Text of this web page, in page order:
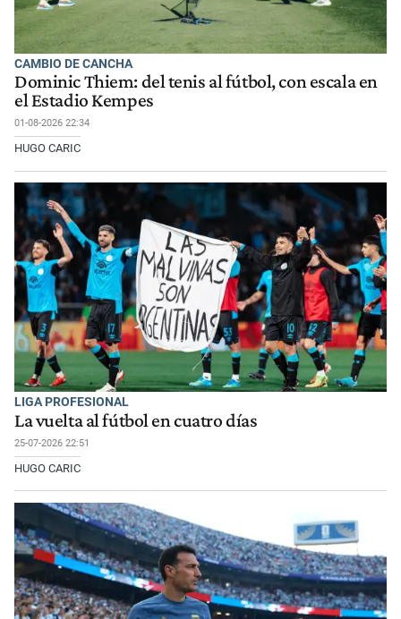
CAMBIO DE CANCHA
Dominic Thiem: del tenis al fútbol, con escala en
el Estadio Kempes
01-08-2026 22:34
HUGO CARIC
LIGA PROFESIONAL
La vuelta al fútbol en cuatro días
25-07-2026 22:51
HUGO CARIC